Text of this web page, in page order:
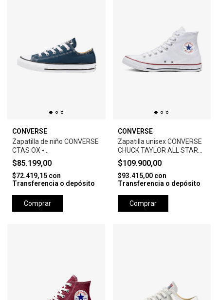
CONVERSE
Zapatilla de niño CONVERSE
CTAS OX -
NAVY/BLACK/WHITE
$85.199,00
$72.419,15 con
Transferencia o depósito
Comprar
CONVERSE
Zapatilla unisex CONVERSE
CHUCK TAYLOR ALL STAR
CORE HI -WHITE
$109.900,00
$93.415,00 con
Transferencia o depósito
Comprar